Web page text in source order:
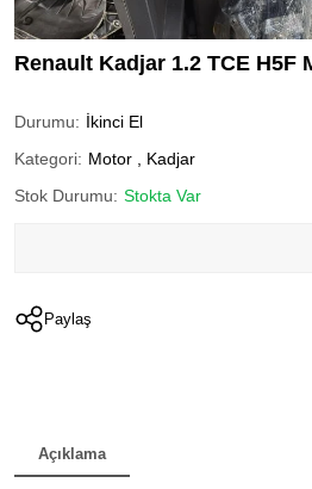
Renault Kadjar 1.2 TCE H5F
Durumu: İkinci El
Kategori: Motor
Kadjar
Stok Durumu: Stokta Var
Paylaş
Açıklama